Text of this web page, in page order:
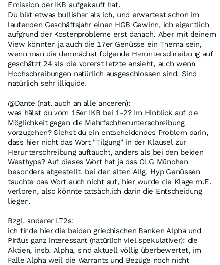
Emission der IKB aufgekauft hat.
Du bist etwas bullisher als ich, und erwartest schon im
laufenden Geschäftsjahr einen HGB Gewinn, ich eigentlich
aufgrund der Kostenprobleme erst danach. Aber mit deinem
View könnten ja auch die 17er Genüsse ein Thema sein,
wenn man die demnächst folgende Herunterschreibung auf
geschätzt 24 als die vorerst letzte ansieht, auch wenn
Hochschreibungen natürlich ausgeschlossen sind. Sind
natürlich sehr illiquide.
@Dante (nat. auch an alle anderen):
was hälst du vom 15er IKB bei 1-2? Im Hinblick auf die
Möglichkeit gegen die Mehrfachherunterschreibung
vorzugehen? Siehst du ein entscheidendes Problem darin,
dass hier nicht das Wort "Tilgung" in der Klausel zur
Herunterschreibung auftaucht, anders als bei den beiden
Westhyps? Auf dieses Wort hat ja das OLG München
besonders abgestellt, bei den alten Allg. Hyp Genüssen
tauchte das Wort auch nicht auf, hier wurde die Klage m.E.
verloren, also könnte tatsächlich darin die Entscheidung
liegen.
Bzgl. anderer LT2s:
ich finde hier die beiden griechischen Banken Alpha und
Piräus ganz interessant (natürlich viel spekulativer): die
Aktien, insb. Alpha, sind aktuell völlig überbewertet, im
Falle Alpha weil die Warrants und Bezüge noch nicht